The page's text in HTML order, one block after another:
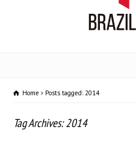
Home Posts tagged: 2014
Tag Archives: 2014